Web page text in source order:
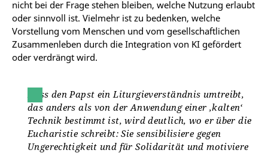
nicht bei der Frage stehen bleiben, welche Nutzung erlaubt
oder sinnvoll ist. Vielmehr ist zu bedenken, welche
Vorstellung vom Menschen und vom gesellschaftlichen
Zusammenleben durch die Integration von KI gefördert
oder verdrängt wird.
Dass den Papst ein Liturgieverständnis umtreibt,
das anders als von der Anwendung einer ‚kalten‘
Technik bestimmt ist, wird deutlich, wo er über die
Eucharistie schreibt: Sie sensibilisiere gegen
Ungerechtigkeit und für Solidarität und motiviere